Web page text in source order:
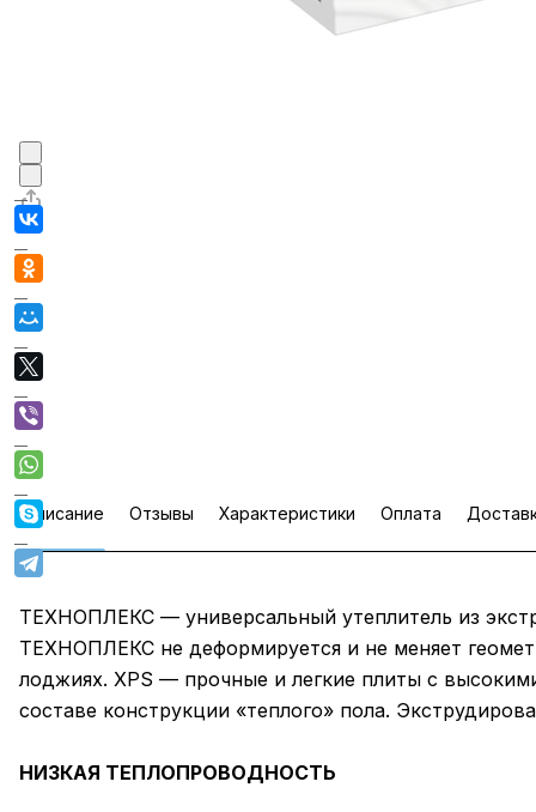
Описание Отзывы Характеристики Оплата
ТЕХНОПЛЕКС — универсальный утеплитель из
ТЕХНОПЛЕКС не деформируется и не меняет
лоджиях. XPS — прочные и легкие плиты с
составе конструкции «теплого» пола.
НИЗКАЯ ТЕПЛОПРОВОДНОСТЬ